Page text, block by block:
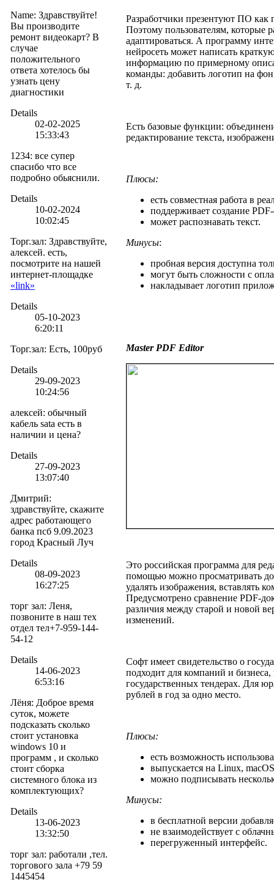
Name: Здравствуйте!
Вы производите
ремонт видеокарт? В
случае
положительного
ответа хотелось бы
узнать цену
диагностики
Details
02-02-2025
15:33:43
1234: все супер
спасибо что все
подробно обьяснили.
Details
10-02-2024
10:02:45
Торг.зал: Здравствуйте,
алексей. есть,
посмотрите на нашей
интернет-площадке
«link»
Details
05-10-2023
6:20:11
Торг.зал: Есть, 100руб
Details
29-09-2023
10:24:56
алексей: обычный
кабель sata есть в
наличии и цена?
Details
27-09-2023
13:07:40
Дмитрий:
здравствуйте, скажите
адрес работающего
банка псб 9.09.2023
город Красный Луч
Details
08-09-2023
16:27:25
торг зал: Леня,
позвоните в наш тех
отдел тел+7-959-144-
54-12
Details
14-06-2023
6:53:16
Лёня: Доброе время
суток, можете
подсказать сколько
стоит установка
windows 10 и
программ , и сколько
стоит сборка
системного блока из
комплектующих?
Details
13-06-2023
13:32:50
торг зал: работали ,тел.
торгового зала +79 59
1445454
Разработчики презентуют ПО как
Поэтому пользователям, которые
адаптироваться. А программу
нейросеть может написать
информацию по примерному
команды: добавить логотип на
т. д.
Есть базовые функции:
редактирование текста,
Плюсы:
есть совместная работа в
поддерживает создание
может распознавать текст.
Минусы:
пробная версия доступна
могут быть сложности с
накладывает логотип
Master PDF Editor
Это российская программа для
помощью можно просматривать
удалять изображения, вставлять
Предусмотрено сравнение PDF-
различия между старой и новой
изменений.
Софт имеет свидетельство о
подходит для компаний и
государственных тендерах. Для
рублей в год за одно место.
Плюсы:
есть возможность
выпускается на Linux,
можно подписывать
Минусы:
в бесплатной версии
не взаимодействует с
перегруженный интерфейс.